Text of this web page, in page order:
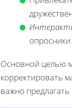
Основной целью
корректировать
важно